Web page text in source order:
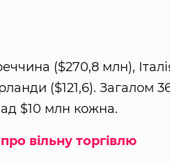
($270,8 млн),
($121,6). Загалом
$10 млн кожна.
вільну торгівлю